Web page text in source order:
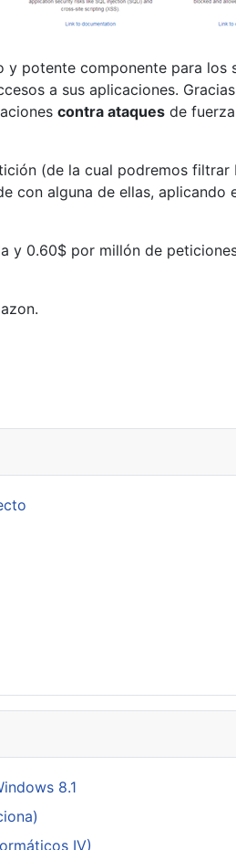
y potente componente para los
a sus aplicaciones.
contra ataques de
(de la cual podremos filtrar
con alguna de ellas,
y 0.60$ por millón de
Windows en sus versiones de 64
8.1
IV)